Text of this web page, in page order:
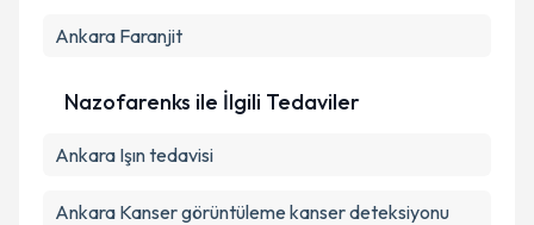
Ankara Faranjit
Nazofarenks ile İlgili Tedaviler
Ankara Işın tedavisi
Ankara Kanser görüntüleme kanser deteksiyonu